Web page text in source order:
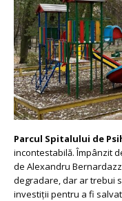
Parcul Spitalului de
incontestabilă. Împânzit
de Alexandru
degradare, dar ar trebui
investiții pentru a fi